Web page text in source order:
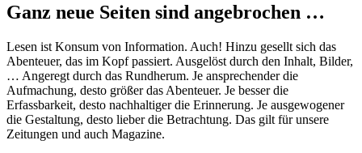
Ganz neue Seiten sind angebrochen …
Lesen ist Konsum von Information. Auch! Hinzu gesellt sich das
Abenteuer, das im Kopf passiert. Ausgelöst durch den Inhalt, Bilder,
… Angeregt durch das Rundherum. Je ansprechender die
Aufmachung, desto größer das Abenteuer. Je besser die
Erfassbarkeit, desto nachhaltiger die Erinnerung. Je ausgewogener
die Gestaltung, desto lieber die Betrachtung. Das gilt für unsere
Zeitungen und auch Magazine.